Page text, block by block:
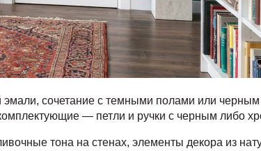
сочетание с темными полами или
— петли и ручки с черным либо
тона на стенах, элементы декора из